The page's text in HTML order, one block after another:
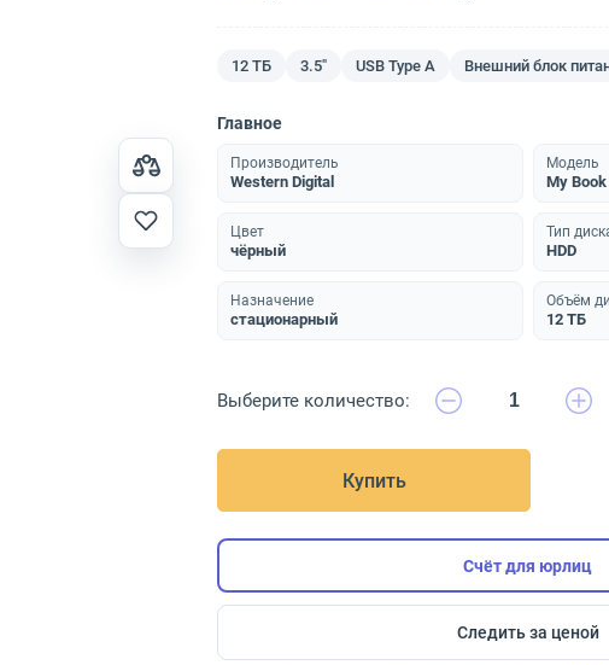
12 ТБ 3.5" USB Type A Внешний блок
Главное
Производитель
Western Digital
Модель
My Book
Цвет
чёрный
Тип
HDD
Назначение
стационарный
Объём
12 ТБ
Выберите количество:
Купить
Счёт для юрлиц
Следить за ценой